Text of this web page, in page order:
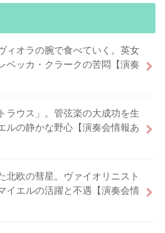
ィオラの腕で食べていく。英女
ベッカ・クラークの苦悶【演奏
ラウス」。管弦楽の大成功を生
ルの静かな野心【演奏会情報あ
北欧の彗星。ヴァイオリニスト
イエルの活躍と不遇【演奏会情